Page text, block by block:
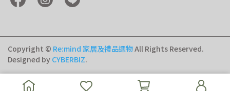
Copyright © Re:mind 家居及禮品選物All Rights Reserved.
Designed by CYBERBIZ.